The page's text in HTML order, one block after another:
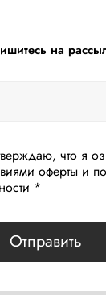
на
что я
оферты и
*
Отправить